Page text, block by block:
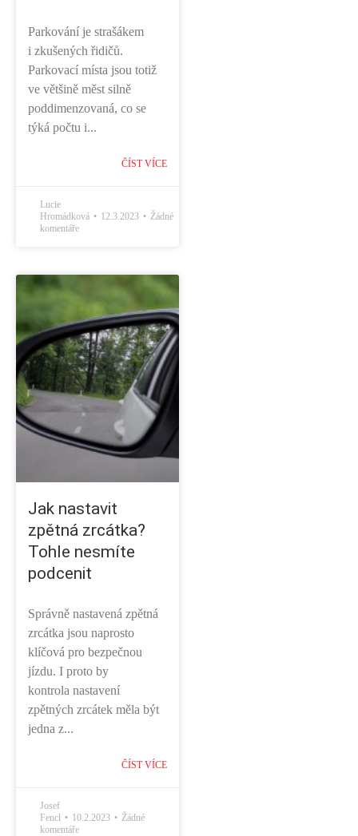
Parkování je strašákem
i zkušených řidičů.
Parkovací místa jsou totiž
ve většině měst silně
poddimenzovaná, co se
týká počtu i...
ČÍST VÍCE
Lucie
Hromádková
12.3.2023
Žádné
komentáře
Jak nastavit
zpětná zrcátka?
Tohle nesmíte
podcenit
Správně nastavená zpětná
zrcátka jsou naprosto
klíčová pro bezpečnou
jízdu. I proto by
kontrola nastavení
zpětných zrcátek měla být
jedna z...
ČÍST VÍCE
Josef
Fencl
10.2.2023
Žádné
komentáře